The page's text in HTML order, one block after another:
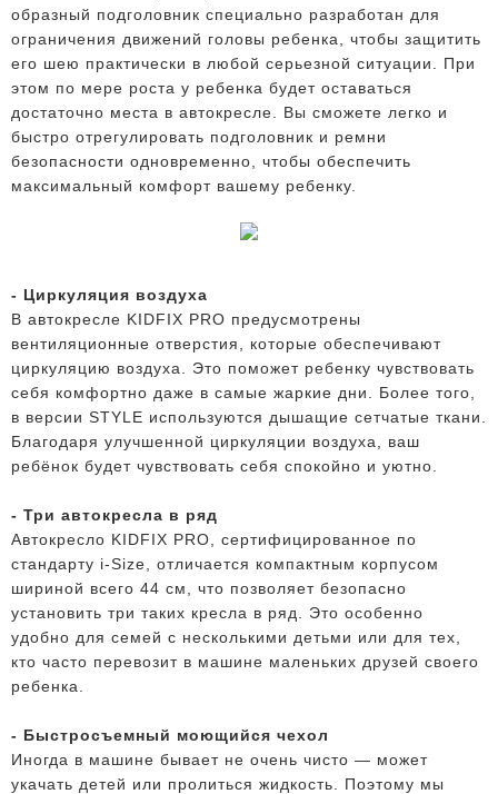
образный подголовник специально разработан для
ограничения движений головы ребенка, чтобы защитить
его шею практически в любой серьезной ситуации. При
этом по мере роста у ребенка будет оставаться
достаточно места в автокресле. Вы сможете легко и
быстро отрегулировать подголовник и ремни
безопасности одновременно, чтобы обеспечить
максимальный комфорт вашему ребенку.
- Циркуляция воздуха
В автокресле KIDFIX PRO предусмотрены
вентиляционные отверстия, которые обеспечивают
циркуляцию воздуха. Это поможет ребенку чувствовать
себя комфортно даже в самые жаркие дни. Более того,
в версии STYLE используются дышащие сетчатые ткани.
Благодаря улучшенной циркуляции воздуха, ваш
ребёнок будет чувствовать себя спокойно и уютно.
- Три автокресла в ряд
Автокресло KIDFIX PRO, сертифицированное по
стандарту i-Size, отличается компактным корпусом
шириной всего 44 см, что позволяет безопасно
установить три таких кресла в ряд. Это особенно
удобно для семей с несколькими детьми или для тех,
кто часто перевозит в машине маленьких друзей своего
ребенка.
- Быстросъемный моющийся чехол
Иногда в машине бывает не очень чисто — может
укачать детей или пролиться жидкость. Поэтому мы